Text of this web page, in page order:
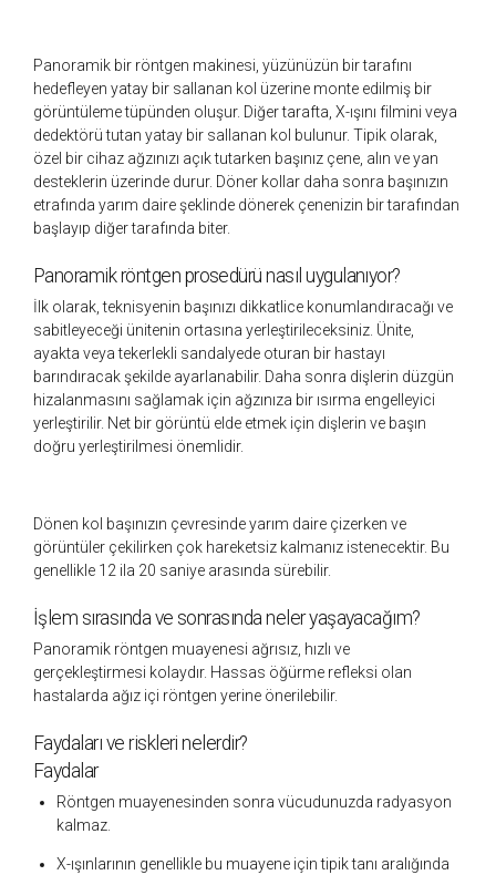
Panoramik bir röntgen makinesi, yüzünüzün bir tarafını
hedefleyen yatay bir sallanan kol üzerine monte edilmiş bir
görüntüleme tüpünden oluşur. Diğer tarafta, X-ışını filmini veya
dedektörü tutan yatay bir sallanan kol bulunur. Tipik olarak,
özel bir cihaz ağzınızı açık tutarken başınız çene, alın ve yan
desteklerin üzerinde durur. Döner kollar daha sonra başınızın
etrafında yarım daire şeklinde dönerek çenenizin bir tarafından
başlayıp diğer tarafında biter.
Panoramik röntgen prosedürü nasıl uygulanıyor?
İlk olarak, teknisyenin başınızı dikkatlice konumlandıracağı ve
sabitleyeceği ünitenin ortasına yerleştirileceksiniz. Ünite,
ayakta veya tekerlekli sandalyede oturan bir hastayı
barındıracak şekilde ayarlanabilir. Daha sonra dişlerin düzgün
hizalanmasını sağlamak için ağzınıza bir ısırma engelleyici
yerleştirilir. Net bir görüntü elde etmek için dişlerin ve başın
doğru yerleştirilmesi önemlidir.
Dönen kol başınızın çevresinde yarım daire çizerken ve
görüntüler çekilirken çok hareketsiz kalmanız istenecektir. Bu
genellikle 12 ila 20 saniye arasında sürebilir.
İşlem sırasında ve sonrasında neler yaşayacağım?
Panoramik röntgen muayenesi ağrısız, hızlı ve
gerçekleştirmesi kolaydır. Hassas öğürme refleksi olan
hastalarda ağız içi röntgen yerine önerilebilir.
Faydaları ve riskleri nelerdir?
Faydalar
Röntgen muayenesinden sonra vücudunuzda radyasyon
kalmaz.
X-ışınlarının genellikle bu muayene için tipik tanı aralığında